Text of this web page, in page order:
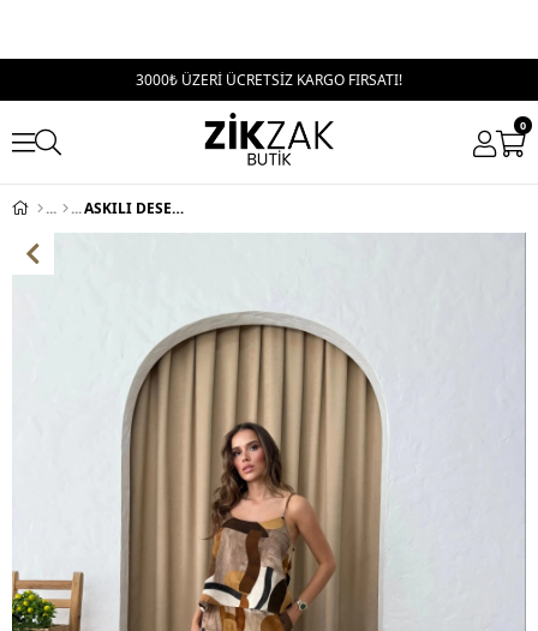
3000₺ ÜZERİ ÜCRETSİZ KARGO FIRSATI!
0
ASKILI DESENLİ BLUZ VE PANTOLONLU İKİLİ TAKIM